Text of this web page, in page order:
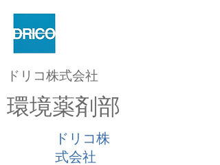
ドリコ株式会社
環境薬剤部
ドリコ株
式会社